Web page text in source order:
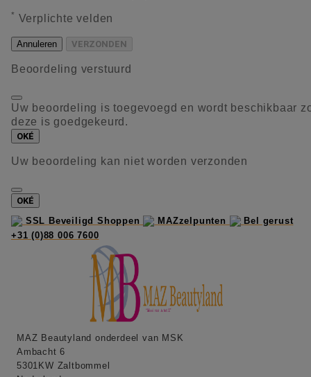
* Verplichte velden
Annuleren VERZONDEN
Beoordeling verstuurd
Uw beoordeling is toegevoegd en wordt beschikbaar
deze is goedgekeurd.
OKÉ
Uw beoordeling kan niet worden verzonden
OKÉ
SSL Beveiligd Shoppen
MAZzelpunten
Bel gerust
+31 (0)88 006 7600
MAZ Beautyland onderdeel van MSK
Ambacht 6
5301KW Zaltbommel